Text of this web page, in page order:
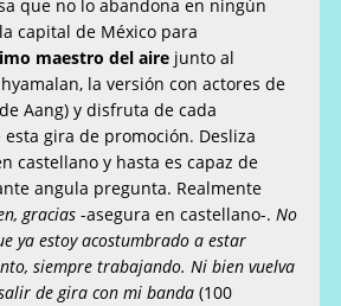
que no lo abandona en ningún
capital de México para
maestro del aire junto al
la versión con actores de
Aang) y disfruta de cada
gira de promoción. Desliza
castellano y hasta es capaz de
angula pregunta. Realmente
gracias -asegura en castellano-.No
ya estoy acostumbrado a estar
siempre trabajando. Ni bien vuelva
de gira con mi banda (100